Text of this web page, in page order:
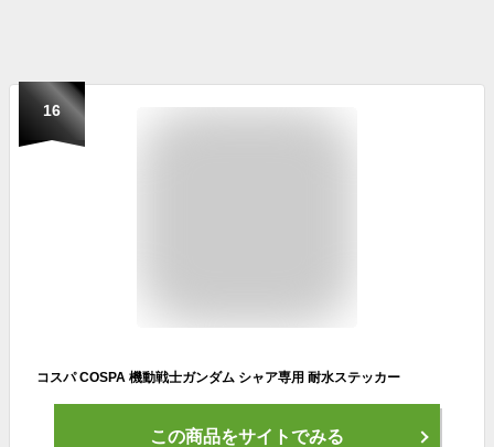
16
コスパ COSPA 機動戦士ガンダム シャア専用 耐水ステッカー
この商品をサイトでみる